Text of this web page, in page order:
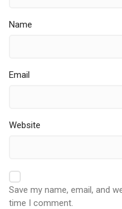
Name
Email
Website
Save my name, email, and
time I comment.